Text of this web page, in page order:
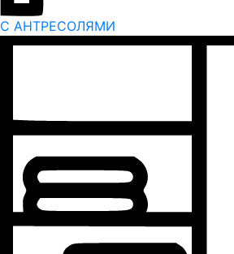
С АНТРЕСОЛЯМИ